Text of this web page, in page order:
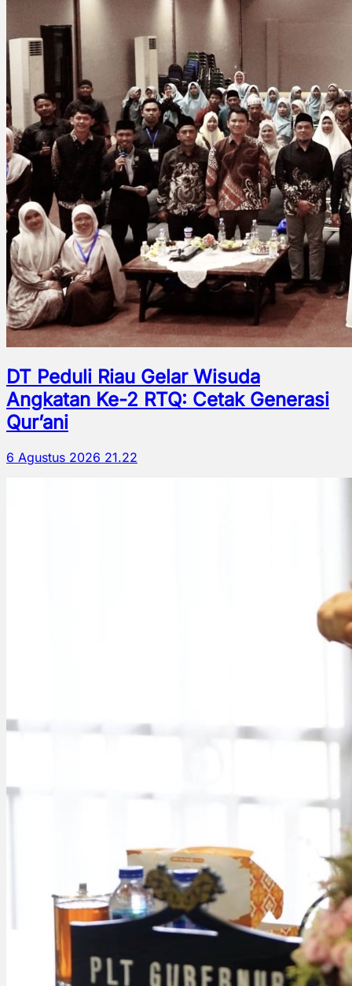
DT Peduli Riau Gelar Wisuda
Angkatan Ke-2 RTQ: Cetak Generasi
Qur’ani
6 Agustus 2026 21.22